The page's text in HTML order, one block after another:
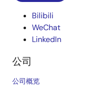
Bilibili
WeChat
LinkedIn
公司
公司概览